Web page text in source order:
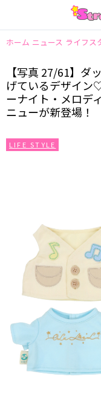
ホーム ニュース ライフス
【写真 27/61】ダ
げているデザイン
ーナイト・メロデ
ニューが新登場！
LIFE STYLE